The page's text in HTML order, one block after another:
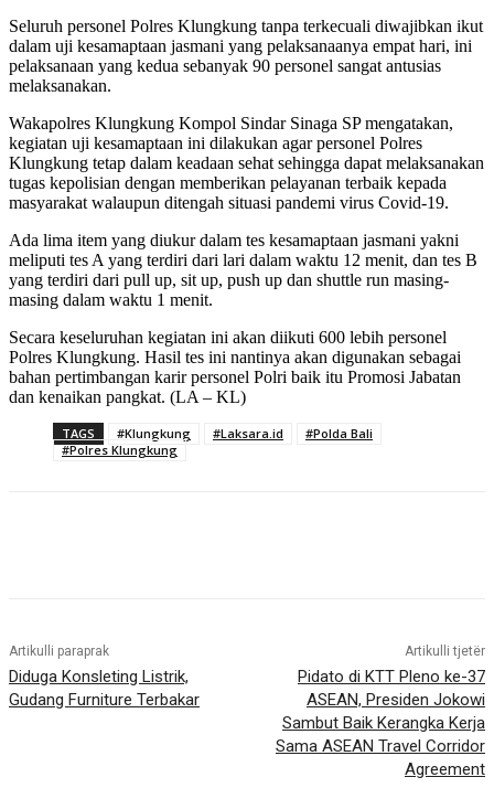
Seluruh personel Polres Klungkung tanpa terkecuali diwajibkan ikut
dalam uji kesamaptaan jasmani yang pelaksanaanya empat hari, ini
pelaksanaan yang kedua sebanyak 90 personel sangat antusias
melaksanakan.
Wakapolres Klungkung Kompol Sindar Sinaga SP mengatakan,
kegiatan uji kesamaptaan ini dilakukan agar personel Polres
Klungkung tetap dalam keadaan sehat sehingga dapat melaksanakan
tugas kepolisian dengan memberikan pelayanan terbaik kepada
masyarakat walaupun ditengah situasi pandemi virus Covid-19.
Ada lima item yang diukur dalam tes kesamaptaan jasmani yakni
meliputi tes A yang terdiri dari lari dalam waktu 12 menit, dan tes B
yang terdiri dari pull up, sit up, push up dan shuttle run masing-
masing dalam waktu 1 menit.
Secara keseluruhan kegiatan ini akan diikuti 600 lebih personel
Polres Klungkung. Hasil tes ini nantinya akan digunakan sebagai
bahan pertimbangan karir personel Polri baik itu Promosi Jabatan
dan kenaikan pangkat. (LA – KL)
TAGS #Klungkung #Laksara.id
#Polda Bali
#Polres Klungkung
Artikulli paraprak
Diduga Konsleting Listrik,
Gudang Furniture Terbakar
Artikulli tjetër
Pidato di KTT Pleno ke-37
ASEAN, Presiden Jokowi
Sambut Baik Kerangka Kerja
Sama ASEAN Travel Corridor
Agreement